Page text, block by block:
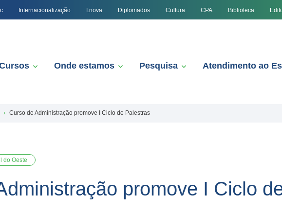
Internacionalização I.nova Diplomados Cultura CPA Biblioteca
Onde estamos Pesquisa Atendimento ao
Curso de Administração promove I Ciclo de Palestras
do Oeste
promove I Ciclo